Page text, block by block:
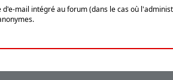
mail intégré au forum (dans le cas où